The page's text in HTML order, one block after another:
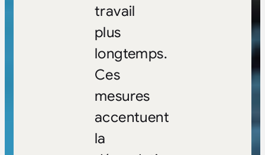
travail
plus
longtemps.
Ces
mesures
accentuent
la